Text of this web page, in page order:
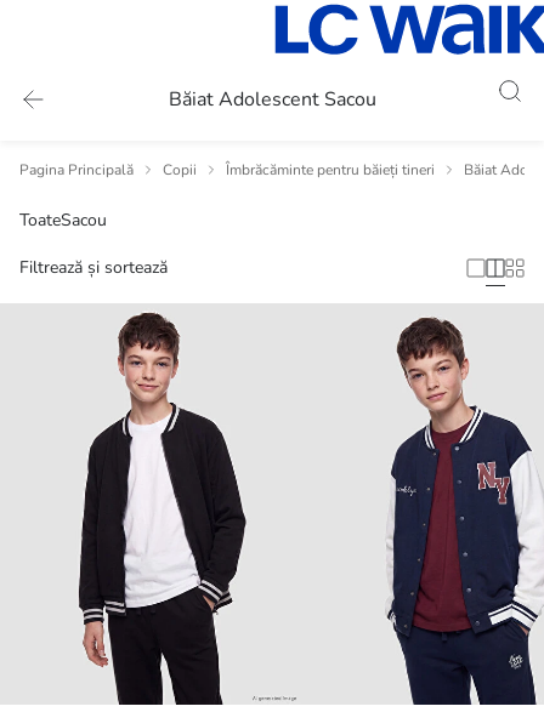
Băiat Adolescent Sacou
Pagina Principală Copii Îmbrăcăminte pentru băieți tineri Băiat
ToateSacou
Filtrează și sortează